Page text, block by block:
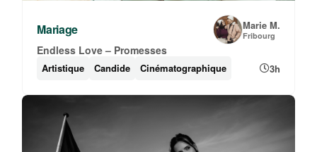
Mariage Marie M.
Fribourg
Endless Love – Promesses
Artistique Candide Cinématographique 3h